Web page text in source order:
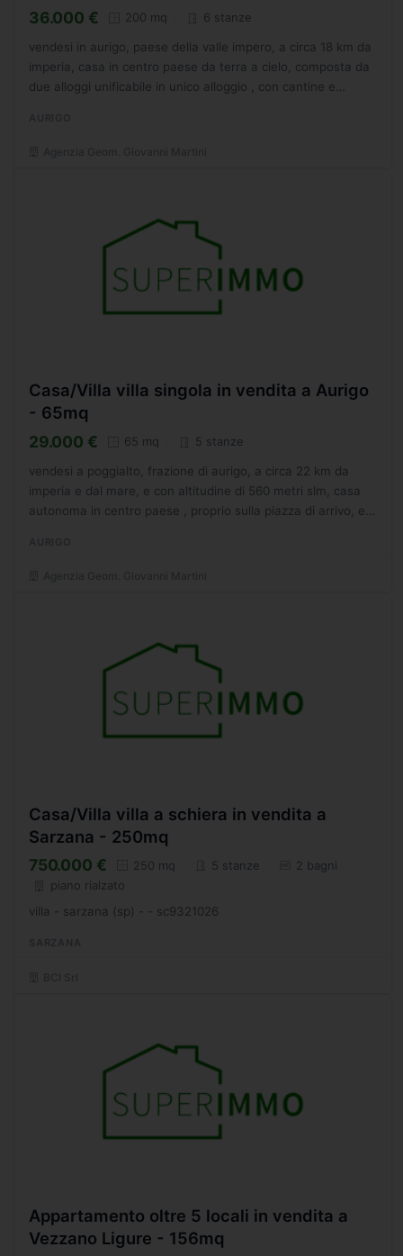
36.000 € 200 mq 6 stanze
vendesi in aurigo, paese della valle impero, a circa 18 km da
imperia, casa in centro paese da terra a cielo, composta da
due alloggi unificabile in unico alloggio , con cantine e
Casa/Villa villa singola in vendita a Aurigo
- 65mq
29.000 € 65 mq 5 stanze
vendesi a poggialto, frazione di aurigo, a circa 22 km da
imperia e dal mare, e con altitudine di 560 metri slm, casa
autonoma in centro paese , proprio sulla piazza di arrivo, e
Casa/Villa villa a schiera in vendita a
Sarzana - 250mq
750.000 € 250 mq 5 stanze
2 bagni
piano rialzato
villa - sarzana (sp) - - sc9321026
Appartamento oltre 5 locali in vendita a
Vezzano Ligure - 156mq